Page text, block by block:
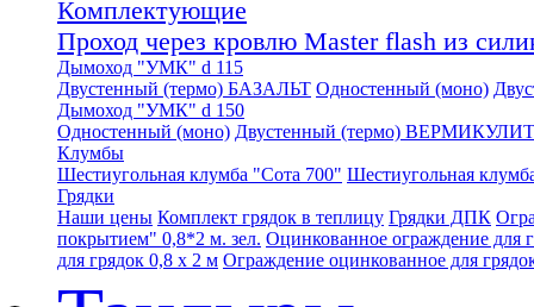
Комплектующие
Проход через кровлю Master flash из
Дымоход "УМК" d 115
Двустенный (термо) БАЗАЛЬТ Одностенный (моно)
Дымоход "УМК" d 150
Одностенный (моно) Двустенный (термо) ВЕРМИКУЛИТ
Клумбы
Шестиугольная клумба "Сота 700" Шестиугольная
Грядки
Наши цены Комплект грядок в теплицу Грядки ДПК
покрытием" 0,8*2 м. зел. Оцинкованное ограждение для
для грядок 0,8 х 2 м Ограждение оцинкованное для